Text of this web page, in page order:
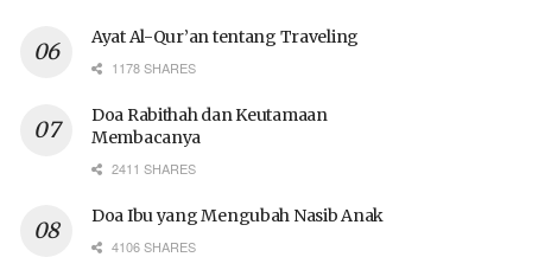
Ayat Al-Qur’an tentang Traveling
1178 SHARES
Doa Rabithah dan Keutamaan
Membacanya
2411 SHARES
Doa Ibu yang Mengubah Nasib Anak
4106 SHARES